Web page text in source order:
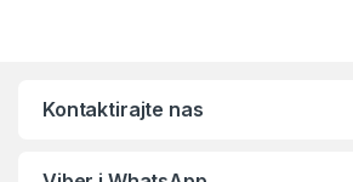
Kontaktirajte nas